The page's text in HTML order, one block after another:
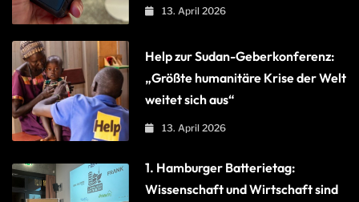
13. April 2026
Help zur Sudan-Geberkonferenz:
„Größte humanitäre Krise der Welt
weitet sich aus“
13. April 2026
1. Hamburger Batterietag:
Wissenschaft und Wirtschaft sind